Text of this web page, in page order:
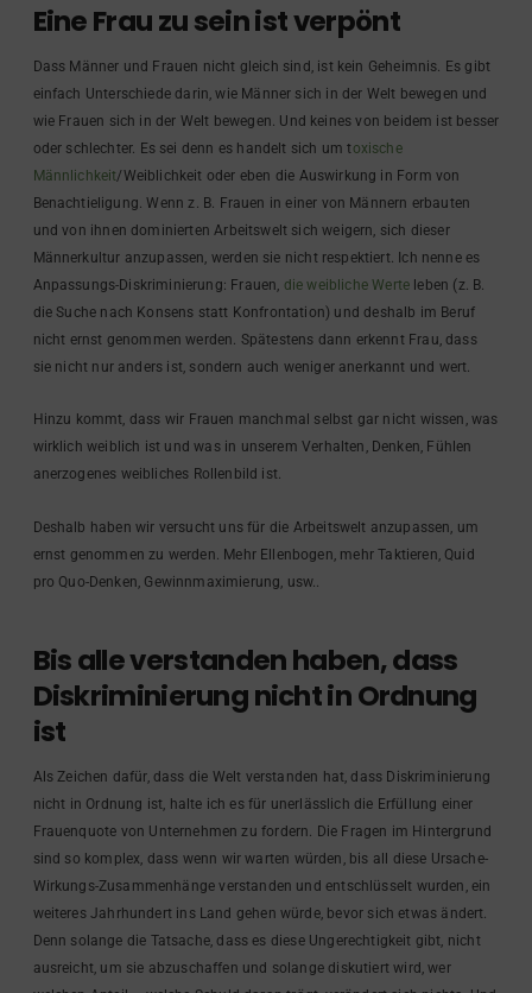
Eine Frau zu sein ist verpönt
Dass Männer und Frauen nicht gleich sind, ist kein Geheimnis. Es gibt
einfach Unterschiede darin, wie Männer sich in der Welt bewegen und
wie Frauen sich in der Welt bewegen. Und keines von beidem ist besser
oder schlechter. Es sei denn es handelt sich um toxische
Männlichkeit/Weiblichkeit oder eben die Auswirkung in Form von
Benachtieligung. Wenn z. B. Frauen in einer von Männern erbauten
und von ihnen dominierten Arbeitswelt sich weigern, sich dieser
Männerkultur anzupassen, werden sie nicht respektiert. Ich nenne es
Anpassungs-Diskriminierung: Frauen, die weibliche Werte leben (z. B.
die Suche nach Konsens statt Konfrontation) und deshalb im Beruf
nicht ernst genommen werden. Spätestens dann erkennt Frau, dass
sie nicht nur anders ist, sondern auch weniger anerkannt und wert.
Hinzu kommt, dass wir Frauen manchmal selbst gar nicht wissen, was
wirklich weiblich ist und was in unserem Verhalten, Denken, Fühlen
anerzogenes weibliches Rollenbild ist.
Deshalb haben wir versucht uns für die Arbeitswelt anzupassen, um
ernst genommen zu werden. Mehr Ellenbogen, mehr Taktieren, Quid
pro Quo-Denken, Gewinnmaximierung, usw..
Bis alle verstanden haben, dass
Diskriminierung nicht in Ordnung
ist
Als Zeichen dafür, dass die Welt verstanden hat, dass Diskriminierung
nicht in Ordnung ist, halte ich es für unerlässlich die Erfüllung einer
Frauenquote von Unternehmen zu fordern. Die Fragen im Hintergrund
sind so komplex, dass wenn wir warten würden, bis all diese Ursache-
Wirkungs-Zusammenhänge verstanden und entschlüsselt wurden, ein
weiteres Jahrhundert ins Land gehen würde, bevor sich etwas ändert.
Denn solange die Tatsache, dass es diese Ungerechtigkeit gibt, nicht
ausreicht, um sie abzuschaffen und solange diskutiert wird, wer